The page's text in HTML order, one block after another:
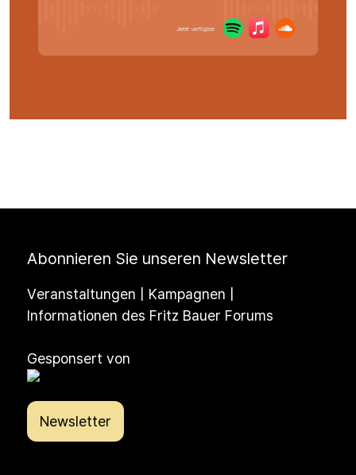
Abonnieren Sie unseren Newsletter
Veranstaltungen | Kampagnen |
Informationen des Fritz Bauer Forums
Gesponsert von
Newsletter